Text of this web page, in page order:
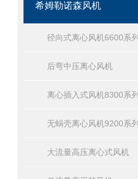
希姆勒诺森风机
径向式离心风机6600系列
后弯中压离心风机
离心插入式风机8300系列
无蜗壳离心风机9200系列
大流量高压离心式风机